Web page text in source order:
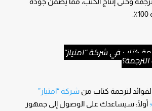
كتاب في شركة “امتياز”
لترجمة كتاب من شركة “امتياز”
أولًا: سيساعدك على الوصول إلى جمهور